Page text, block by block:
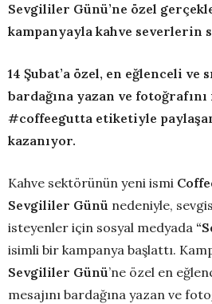
Sevgililer Günü’ne özel
kampanyayla kahve severlerin
14 Şubat’a özel, en eğlenceli ve
bardağına yazan ve
#coffeegutta etiketiyle
kazanıyor.
Kahve sektörünün yeni ismi
Sevgililer Günü nedeniyle,
isteyenler için sosyal medyada
isimli bir kampanya başlattı.
Sevgililer Günü’ne özel en
mesajını bardağına yazan ve